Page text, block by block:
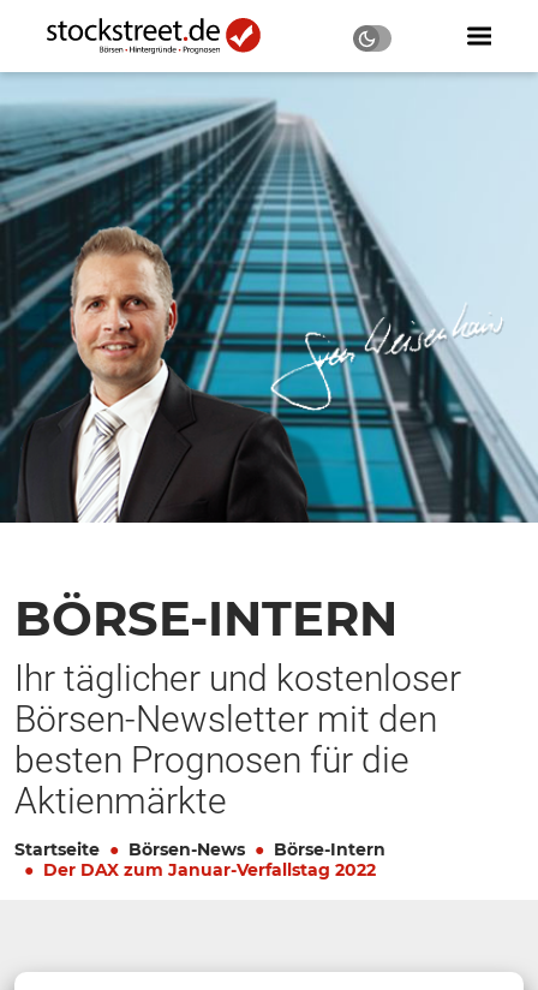
BÖRSE-INTERN
Ihr täglicher und kostenloser
Börsen-Newsletter mit den
besten Prognosen für die
Aktienmärkte
Startseite Börsen-News
Börse-Intern
Der DAX zum Januar-Verfallstag 2022